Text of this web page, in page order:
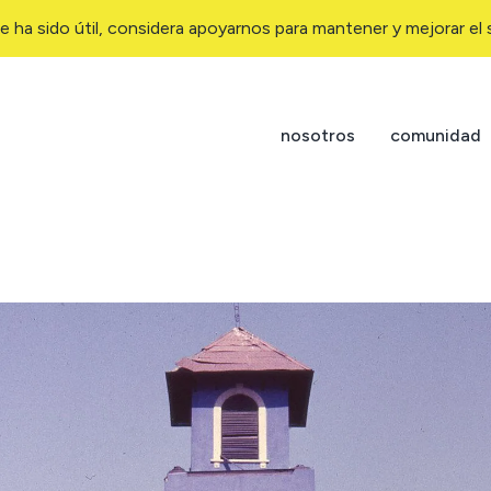
ha sido útil, considera apoyarnos para mantener y mejorar el
nosotros comunidad